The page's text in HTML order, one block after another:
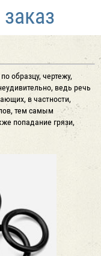
образцу, чертежу,
ведь речь
в частности,
тем самым
попадание грязи,